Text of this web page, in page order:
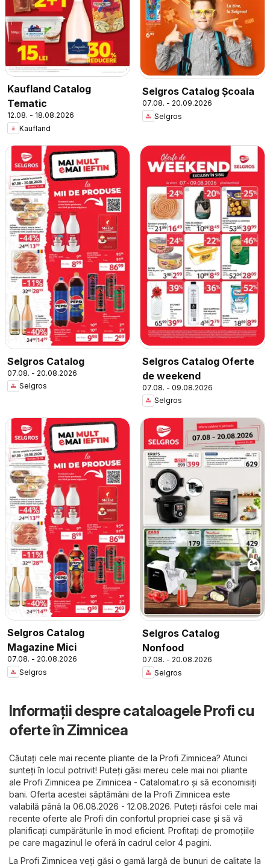
Kaufland Catalog
Tematic
12.08. - 18.08.2026
Kaufland
Selgros Catalog Şcoala
07.08. - 20.09.2026
Selgros
Selgros Catalog
07.08. - 20.08.2026
Selgros
Selgros Catalog Oferte
de weekend
07.08. - 09.08.2026
Selgros
Selgros Catalog
Magazine Mici
07.08. - 20.08.2026
Selgros
Selgros Catalog
Nonfood
07.08. - 20.08.2026
Selgros
Informații despre cataloagele Profi cu
oferte în Zimnicea
Căutați cele mai recente pliante de la Profi Zimnicea? Atunci
sunteți în locul potrivit! Puteți găsi mereu cele mai noi pliante
ale Profi Zimnicea pe Zimnicea - Catalomat.ro și să economisiți
bani. Oferta acestei săptămâni de la Profi Zimnicea este
valabilă până la 06.08.2026 - 12.08.2026. Puteți răsfoi cele mai
recente oferte ale Profi din confortul propriei case și să vă
planificați cumpărăturile în mod eficient. Profitați de promoțiile
pe care magazinul le oferă în cadrul celor 4 pagini.
La Profi Zimnicea veți găsi o gamă largă de bunuri de calitate la